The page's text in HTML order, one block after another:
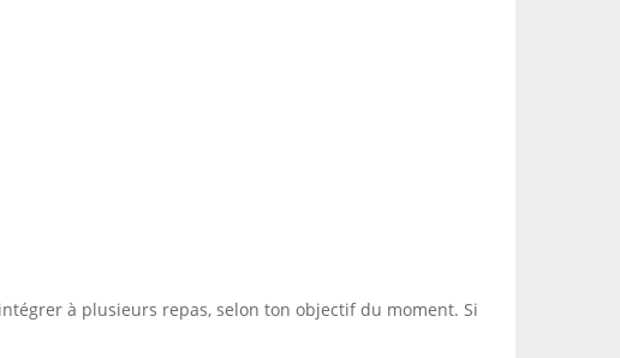
à plusieurs repas, selon ton objectif du moment. Si